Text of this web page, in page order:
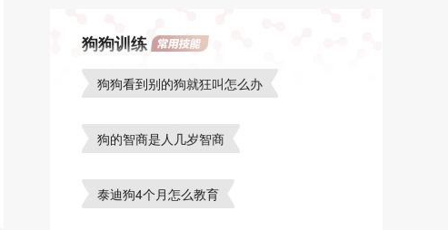
狗狗训练
狗狗看到别的狗就狂叫怎么办
狗的智商是人几岁智商
泰迪狗4个月怎么教育